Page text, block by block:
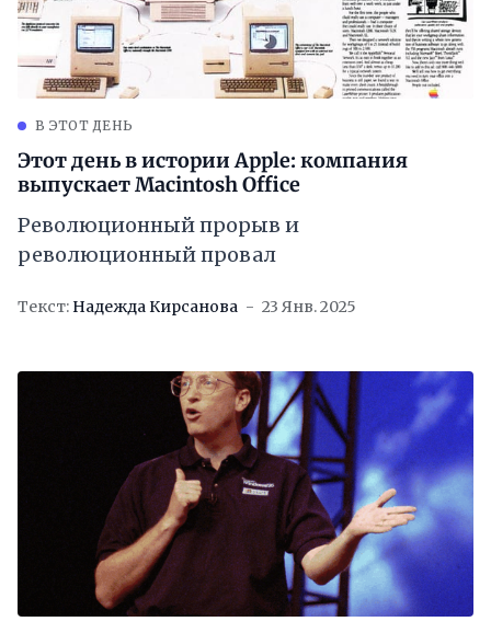
В ЭТОТ ДЕНЬ
Этот день в истории Apple: компания
выпускает Macintosh Office
Революционный прорыв и
революционный провал
Текст: Надежда Кирсанова 23 Янв. 2025